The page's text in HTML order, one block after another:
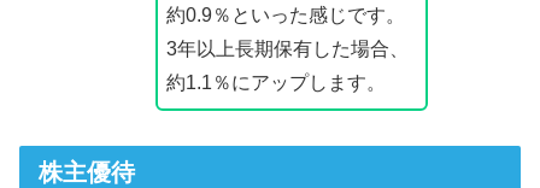
約0.9％といった感じです。
3年以上長期保有した場合、
約1.1％にアップします。
株主優待